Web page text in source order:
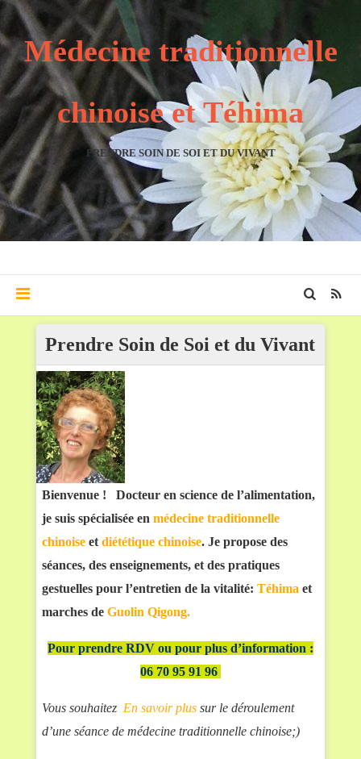
Médecine traditionnelle
chinoise et Téhima
PRENDRE SOIN DE SOI ET DU VIVANT
Prendre Soin de Soi et du Vivant
Bienvenue ! Docteur en science de l’alimentation,
je suis spécialisée en médecine traditionnelle
chinoiseet diététique chinoise. Je propose des
séances, des enseignements, et des pratiques
gestuelles pour l’entretien de la vitalité: Téhima et
marches de Guolin Qigong.
Pour prendre RDV ou pour plus d’information :
06 70 95 91 96
Vous souhaitez En savoir plussur le déroulement
d’une séance de médecine traditionnelle chinoise;)